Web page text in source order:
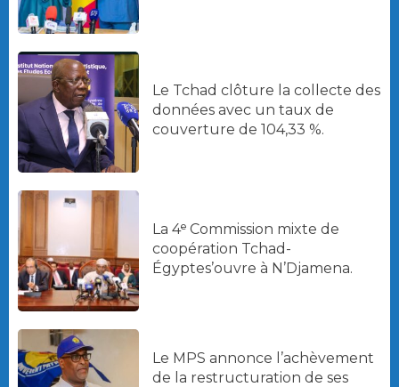
Le Tchad clôture la collecte des
données avec un taux de
couverture de 104,33 %.
La 4ᵉ Commission mixte de
coopération Tchad-
Égyptes’ouvre à N’Djamena.
Le MPS annonce l’achèvement
de la restructuration de ses